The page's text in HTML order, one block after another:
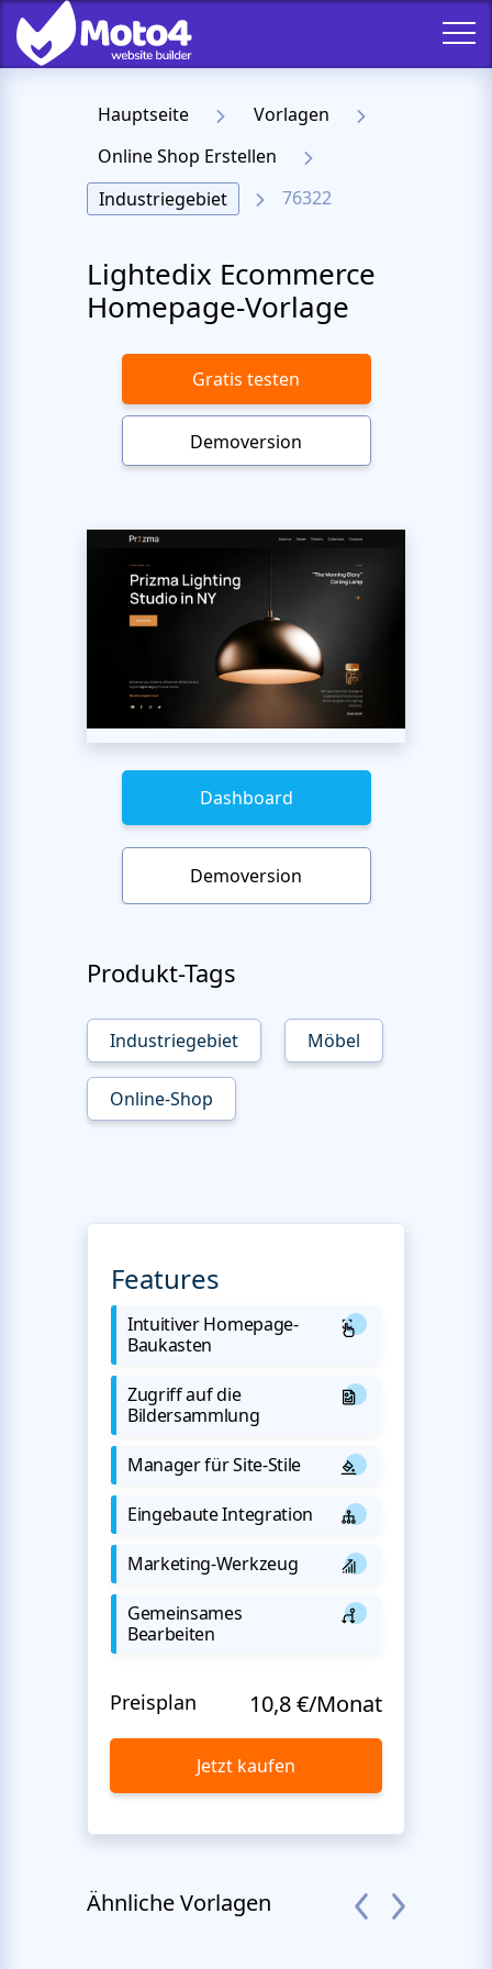
Hauptseite
Vorlagen
Online Shop Erstellen
Industriegebiet
76322
Lightedix Ecommerce
Homepage-Vorlage
Gratis testen
Demoversion
Dashboard
Demoversion
Produkt-Tags
Industriegebiet Möbel
Online-Shop
Features
Intuitiver Homepage-
Baukasten
Zugriff auf die
Bildersammlung
Manager für Site-Stile
Eingebaute Integration
Marketing-Werkzeug
Gemeinsames
Bearbeiten
Preisplan 10,8 €/Monat
Jetzt kaufen
Ähnliche Vorlagen